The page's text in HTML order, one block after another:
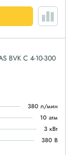
BVK C 4-10-300
380 л/мин
10 атм
3 кВт
380 В